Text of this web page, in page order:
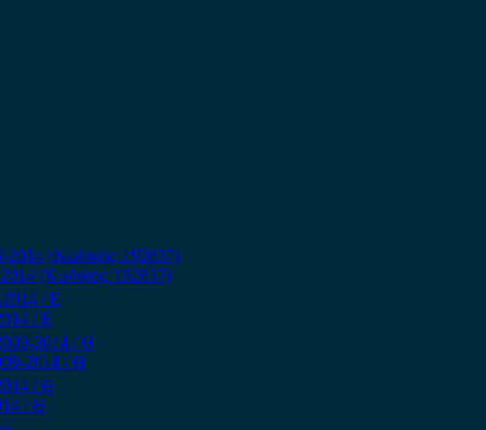
(Κωδικός: 192837)
/ Ε
2014 / Θ
/ Θ